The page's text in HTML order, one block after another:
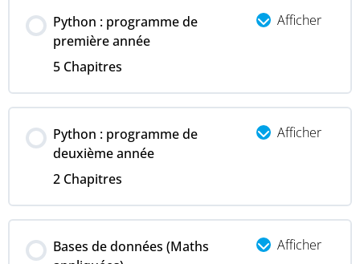
Python : programme de
première année
5 Chapitres
Afficher
Python : programme de
deuxième année
2 Chapitres
Afficher
Bases de données (Maths
Afficher